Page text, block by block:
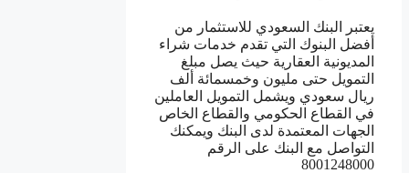
يعتبر البنك السعودي للاستثمار من
أفضل البنوك التي تقدم خدمات شراء
المديونية العقارية حيث يصل مبلغ
التمويل حتى مليون وخمسمائة ألف
ريال سعودي ويشمل التمويل العاملين
في القطاع الحكومي والقطاع الخاص
الجهات المعتمدة لدى البنك ويمكنك
التواصل مع البنك على الرقم
8001248000